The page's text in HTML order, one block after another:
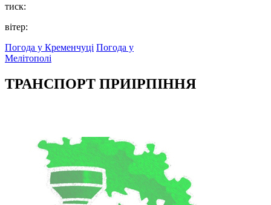
тиск:
вітер:
Погода у Кременчуці Погода у
Мелітополі
ТРАНСПОРТ ПРИІРПІННЯ